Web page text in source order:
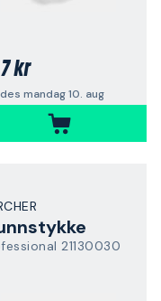
kr
mandag 10. aug
21130030